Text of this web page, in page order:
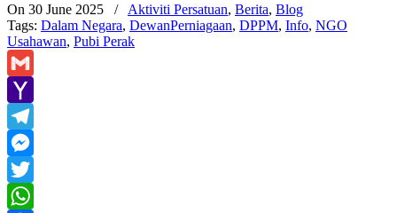
On 30 June 2025 / Aktiviti Persatuan, Berita, Blog
Tags: Dalam Negara, DewanPerniagaan, DPPM, Info, NGO
Usahawan, Pubi Perak
Gmail
Yahoo
Mail
Telegram
Messenger
Twitter